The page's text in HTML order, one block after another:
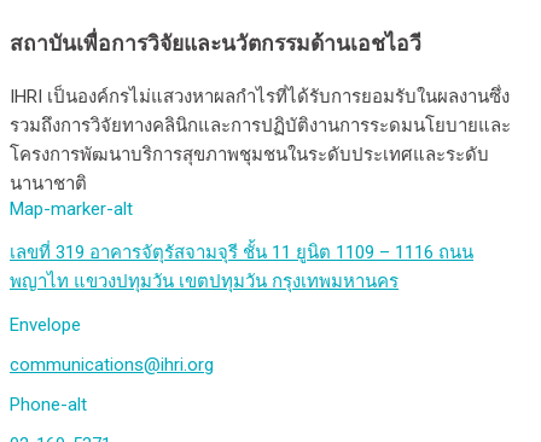
สถาบันเพื่อการวิจัยและนวัตกรรมด้านเอชไอวี
IHRI เป็นองค์กรไม่แสวงหาผลกำไรที่ได้รับการยอมรับในผลงานซึ่ง
รวมถึงการวิจัยทางคลินิกและการปฏิบัติงานการระดมนโยบายและ
โครงการพัฒนาบริการสุขภาพชุมชนในระดับประเทศและระดับ
นานาชาติ
Map-marker-alt
เลขที่ 319 อาคารจัตุรัสจามจุรี ชั้น 11 ยูนิต 1109 – 1116 ถนน
พญาไท แขวงปทุมวัน เขตปทุมวัน กรุงเทพมหานคร
Envelope
communications@ihri.org
Phone-alt